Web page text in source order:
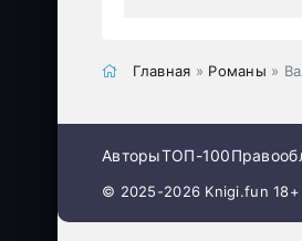
Главная » Романы »
АвторыТОП-100
© 2025-2026 Knigi.fun 18+